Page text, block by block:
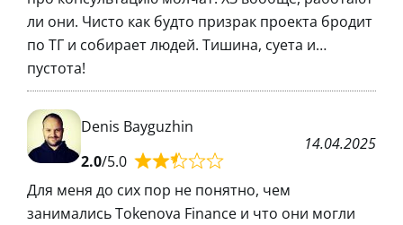
ли они. Чисто как будто призрак проекта бродит
по ТГ и собирает людей. Тишина, суета и…
пустота!
Denis Bayguzhin
2.0/5.0
14.04.2025
Для меня до сих пор не понятно, чем
занимались Tokenova Finance и что они могли